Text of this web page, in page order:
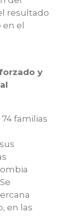
resultado
en el
y
74 familias
en las